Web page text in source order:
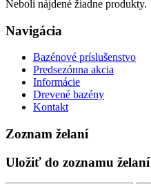
Neboli nájdené žiadne produkty.
Navigácia
Bazénové príslušenstvo
Predsezónna akcia
Informácie
Drevené bazény
Kontakt
Zoznam želaní
Uložiť do zoznamu želaní